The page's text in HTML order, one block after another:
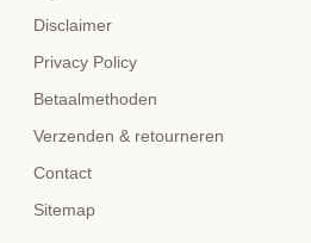
Disclaimer
Privacy Policy
Betaalmethoden
Verzenden & retourneren
Contact
Sitemap